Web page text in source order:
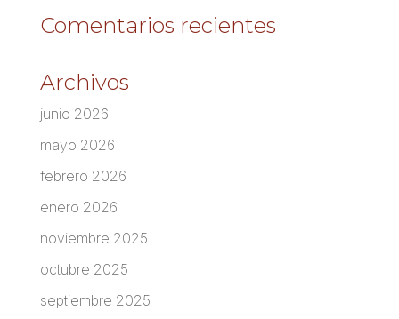
Comentarios recientes
Archivos
junio 2026
mayo 2026
febrero 2026
enero 2026
noviembre 2025
octubre 2025
septiembre 2025